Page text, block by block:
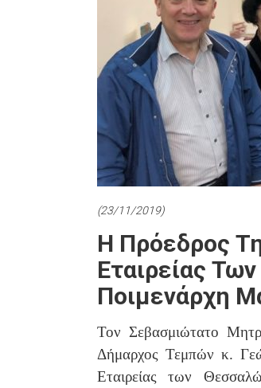
(23/11/2019)
Η Πρόεδρος
Εταιρείας
Ποιμενάρχη
Τον Σεβασμιώτατο
Δήμαρχος Τεμπών κ.
Εταιρείας των